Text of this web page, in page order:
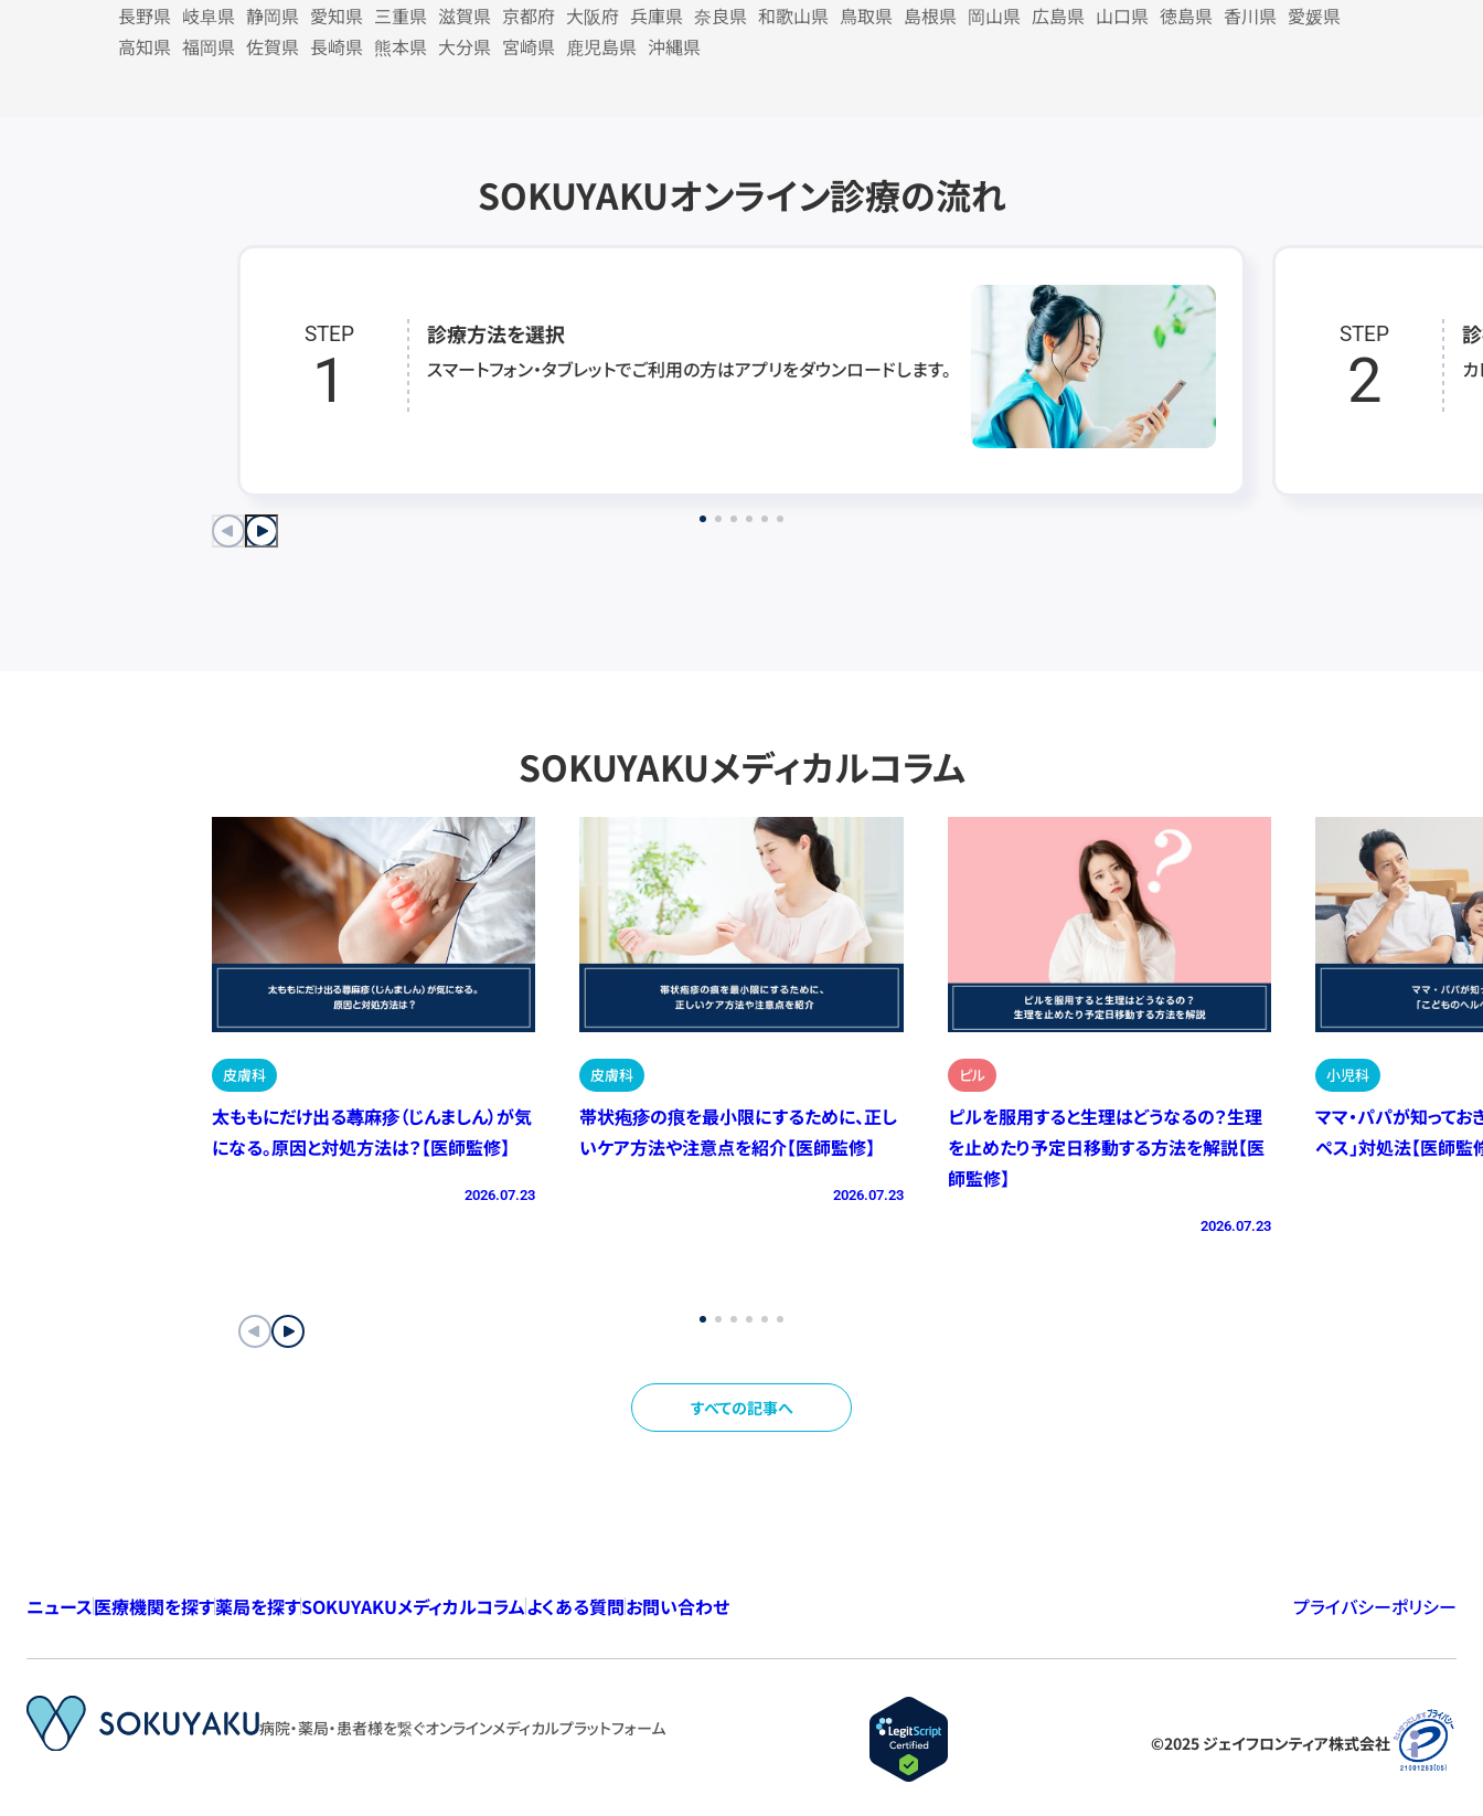
長野県 岐阜県 静岡県 愛知県 三重県 滋賀県 京都府 大阪府 兵庫県 奈良県 和歌山県 鳥取県 島根県 岡山県 広島県 山口県 徳島県 香川県 愛媛県
高知県 福岡県 佐賀県 長崎県 熊本県 大分県 宮崎県 鹿児島県 沖縄県
SOKUYAKUオンライン診療の流れ
STEP
1
診療方法を選択
スマートフォン・タブレットでご利用の方はアプリをダウンロードします。
STEP
2
SOKUYAKUメディカルコラム
皮膚科
太ももにだけ出る蕁麻疹（じんましん）が気
になる。原因と対処方法は？【医師監修】
2026.07.23
皮膚科
帯状疱疹の痕を最小限にするために、正し
いケア方法や注意点を紹介【医師監修】
2026.07.23
ピル
ピルを服用すると生理はどうなるの？生理
を止めたり予定日移動する方法を解説【医
師監修】
2026.07.23
小児科
ママ・パパが知ってお
ペス」対処法【医師監
すべての記事へ
ニュース医療機関を探す薬局を探すSOKUYAKUメディカルコラムよくある質問お問い合わせ プライバシーポリシー
病院・薬局・患者様を繋ぐオンラインメディカルプラットフォーム
©2025 ジェイフロンティア株式会社